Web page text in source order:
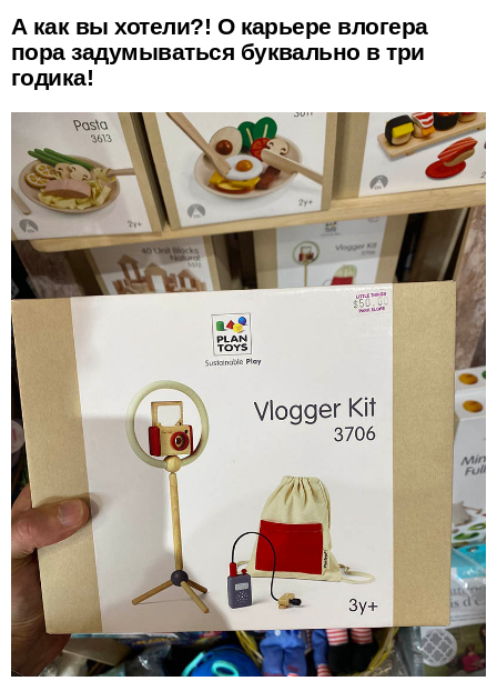
А как вы хотели?! О карьере влогера
пора задумываться буквально в три
годика!